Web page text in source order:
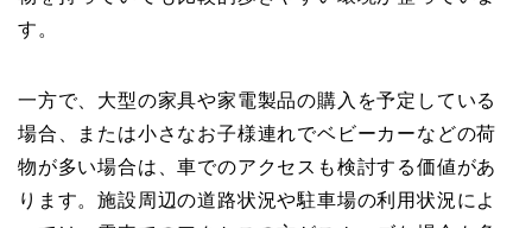
す。
一方で、大型の家具や家電製品の購入を予定している
場合、または小さなお子様連れでベビーカーなどの荷
物が多い場合は、車でのアクセスも検討する価値があ
ります。施設周辺の道路状況や駐車場の利用状況によ